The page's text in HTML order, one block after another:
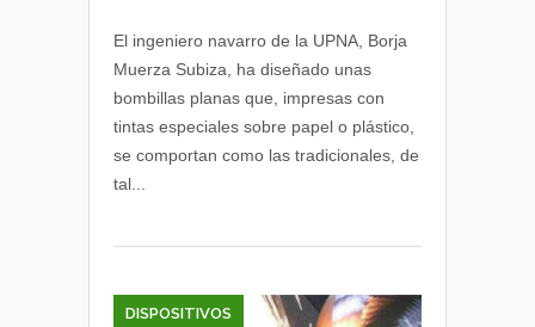
bombillas
se
pueden
imprimir
El ingeniero navarro de la UPNA, Borja
Muerza Subiza, ha diseñado unas
bombillas planas que, impresas con
tintas especiales sobre papel o plástico,
se comportan como las tradicionales, de
tal...
DISPOSITIVOS